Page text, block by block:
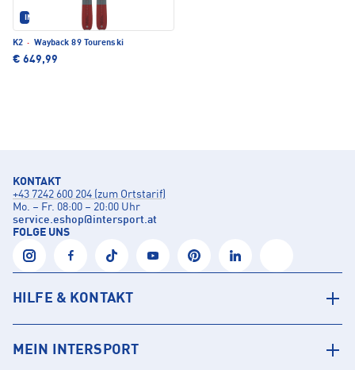
IM SET ERHÄLTLICH
K2 · Wayback 89 Tourenski
€ 649,99
KONTAKT
+43 7242 600 204 (zum Ortstarif)
Mo. – Fr. 08:00 – 20:00 Uhr
service.eshop@intersport.at
FOLGE UNS
HILFE & KONTAKT
MEIN INTERSPORT